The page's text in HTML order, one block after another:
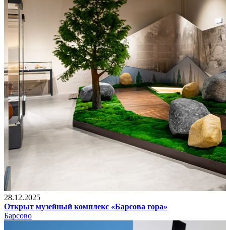
28.12.2025
Открыт музейный комплекс «Барсова гора»
Барсово